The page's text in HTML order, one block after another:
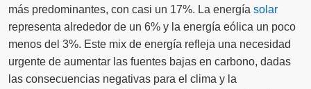
más predominantes, con casi un 17%. La energía solar
representa alrededor de un 6% y la energía eólica un poco
menos del 3%. Este mix de energía refleja una necesidad
urgente de aumentar las fuentes bajas en carbono, dadas
las consecuencias negativas para el clima y la